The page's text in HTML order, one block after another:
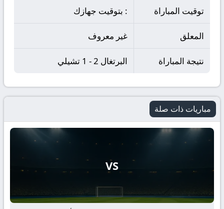
توقيت المباراة : بتوقيت جهازك
المعلق غير معروف
نتيجة المباراة البرتغال 2 - 1 تشيلي
مباريات ذات صلة
VS